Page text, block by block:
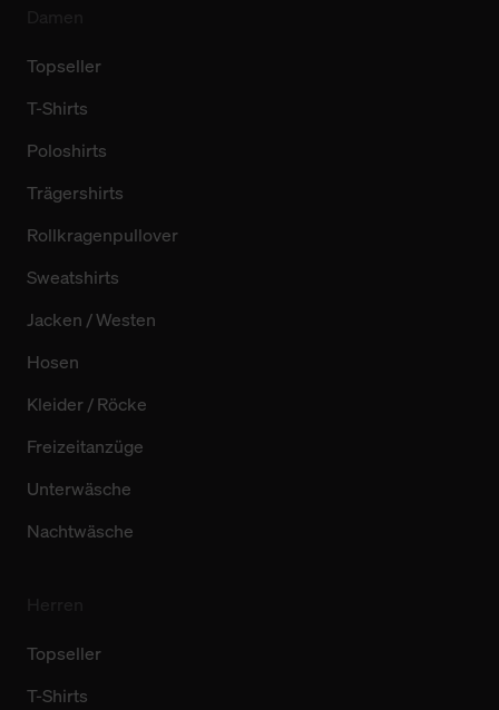
Topseller
T-Shirts
Poloshirts
Trägershirts
Rollkragenpullover
Sweatshirts
Jacken / Westen
Hosen
Kleider / Röcke
Freizeitanzüge
Unterwäsche
Nachtwäsche
Topseller
T-Shirts